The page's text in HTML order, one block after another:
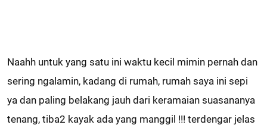
Naahh untuk yang satu ini waktu kecil mimin pernah dan
sering ngalamin, kadang di rumah, rumah saya ini sepi
ya dan paling belakang jauh dari keramaian suasananya
tenang, tiba2 kayak ada yang manggil !!! terdengar jelas